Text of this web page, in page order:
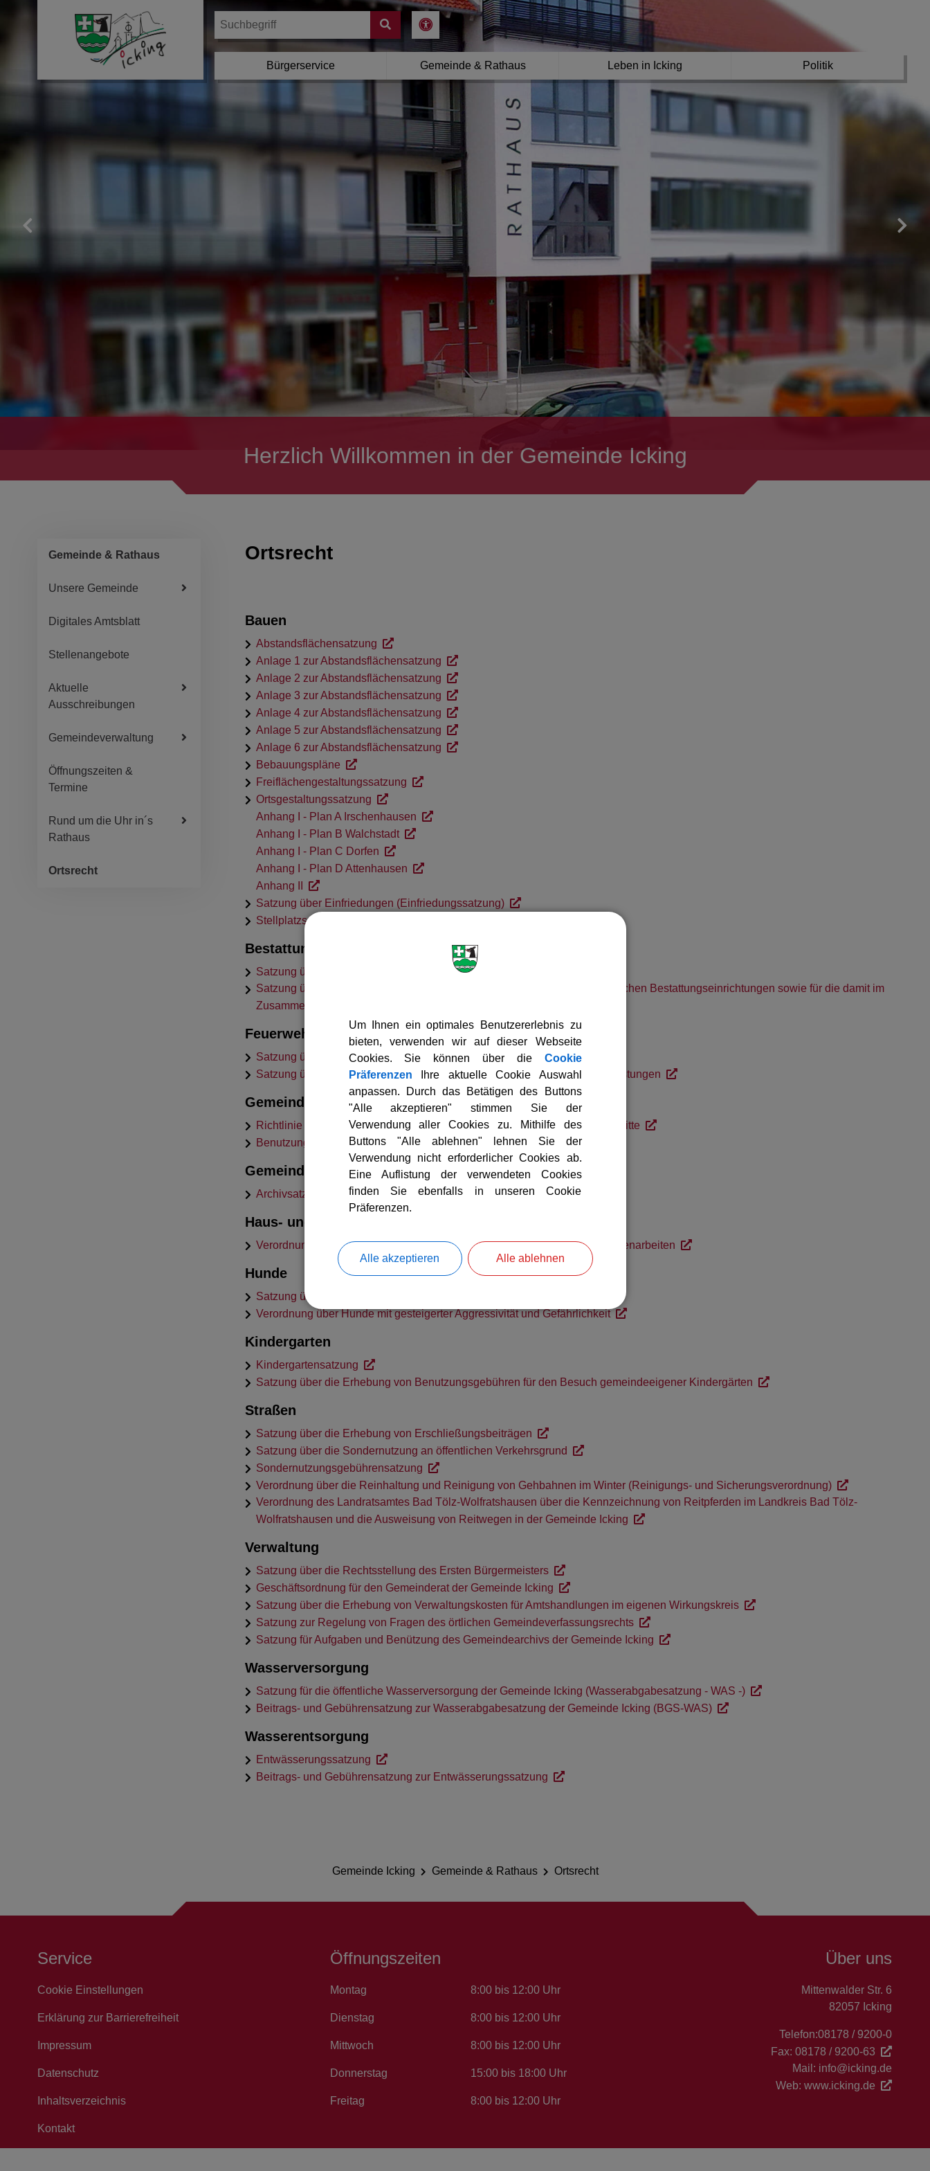
Bürgerservice Gemeinde & Rathaus Leben in Icking Politik
Herzlich Willkommen in der Gemeinde Icking
Gemeinde & Rathaus
Unsere Gemeinde
Digitales Amtsblatt
Stellenangebote
Aktuelle
Ausschreibungen
Gemeindeverwaltung
Öffnungszeiten &
Termine
Rund um die Uhr in´s
Rathaus
Ortsrecht
Ortsrecht
Bauen
Abstandsflächensatzung
Anlage 1 zur Abstandsflächensatzung
Anlage 2 zur Abstandsflächensatzung
Anlage 3 zur Abstandsflächensatzung
Anlage 4 zur Abstandsflächensatzung
Anlage 5 zur Abstandsflächensatzung
Anlage 6 zur Abstandsflächensatzung
Bebauungspläne
Freiflächengestaltungssatzung
Ortsgestaltungssatzung
Anhang I - Plan A Irschenhausen
Anhang I - Plan B Walchstadt
Anhang I - Plan C Dorfen
Anhang I - Plan D Attenhausen
Anhang II
Satzung über Einfriedungen (Einfriedungssatzung)
Stellplatzsatzung
Bestattung
Satzung über die gemeindlichen Bestattungseinrichtungen
Satzung über die Erhebung von Gebühren für die Benutzung der gemeindlichen Bestattungseinrichtungen sowie für die damit im
Zusammenhang stehende Amtshandlung der Gemeinde Icking
Feuerwehr
Satzung über die Feuerwehr der Gemeinde Icking (Feuerwehrsatzung)
Satzung über Aufwendungs- und Kostenersatz für Einsätze und andere Leistungen
Gemeindliche Gebäude
Richtlinie der Gemeinde Icking zur Nutzung gemeindlicher Räume durch Dritte
Benutzungsordnung für die öffentliche Bücherei
Gemeindearchiv
Archivsatzung der Gemeinde Icking
Haus- und Garten
Verordnung über die zeitliche Beschränkung ruhestörender Haus- und Gartenarbeiten
Hunde
Satzung über die Erhebung von Hundesteuer
Verordnung über Hunde mit gesteigerter Aggressivität und Gefährlichkeit
Kindergarten
Kindergartensatzung
Satzung über die Erhebung von Benutzungsgebühren für den Besuch gemeindeeigener Kindergärten
Straßen
Satzung über die Erhebung von Erschließungsbeiträgen
Satzung über die Sondernutzung an öffentlichen Verkehrsgrund
Sondernutzungsgebührensatzung
Verordnung über die Reinhaltung und Reinigung von Gehbahnen im Winter (Reinigungs- und Sicherungsverordnung)
Verordnung des Landratsamtes Bad Tölz-Wolfratshausen über die Kennzeichnung von Reitpferden im Landkreis Bad Tölz-
Wolfratshausen und die Ausweisung von Reitwegen in der Gemeinde Icking
Verwaltung
Satzung über die Rechtsstellung des Ersten Bürgermeisters
Geschäftsordnung für den Gemeinderat der Gemeinde Icking
Satzung über die Erhebung von Verwaltungskosten für Amtshandlungen im eigenen Wirkungskreis
Satzung zur Regelung von Fragen des örtlichen Gemeindeverfassungsrechts
Satzung für Aufgaben und Benützung des Gemeindearchivs der Gemeinde Icking
Wasserversorgung
Satzung für die öffentliche Wasserversorgung der Gemeinde Icking (Wasserabgabesatzung - WAS -)
Beitrags- und Gebührensatzung zur Wasserabgabesatzung der Gemeinde Icking (BGS-WAS)
Wasserentsorgung
Entwässerungssatzung
Beitrags- und Gebührensatzung zur Entwässerungssatzung
Gemeinde Icking Gemeinde & Rathaus Ortsrecht
Service
Cookie Einstellungen
Erklärung zur Barrierefreiheit
Impressum
Datenschutz
Inhaltsverzeichnis
Kontakt
Öffnungszeiten
Montag 8:00 bis 12:00 Uhr
Dienstag 8:00 bis 12:00 Uhr
Mittwoch 8:00 bis 12:00 Uhr
Donnerstag 15:00 bis 18:00 Uhr
Freitag 8:00 bis 12:00 Uhr
Über uns
Mittenwalder Str. 6
82057 Icking
Telefon:08178 / 9200-0
Fax:08178 / 9200-63
Mail: info@icking.de
Web:www.icking.de
Um Ihnen ein optimales Benutzererlebnis zu
bieten, verwenden wir auf dieser Webseite
Cookies. Sie können über die Cookie
Präferenzen Ihre aktuelle Cookie Auswahl
anpassen. Durch das Betätigen des Buttons
"Alle akzeptieren" stimmen Sie der
Verwendung aller Cookies zu. Mithilfe des
Buttons "Alle ablehnen" lehnen Sie der
Verwendung nicht erforderlicher Cookies ab.
Eine Auflistung der verwendeten Cookies
finden Sie ebenfalls in unseren Cookie
Präferenzen.
Alle akzeptieren Alle ablehnen